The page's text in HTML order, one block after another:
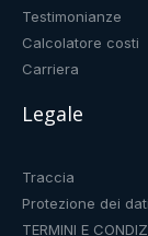
Testimonianze
Calcolatore costi
Carriera
Legale
Traccia
Protezione dei dati
TERMINI E